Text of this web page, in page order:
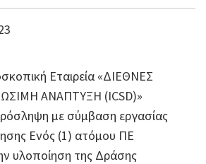
Εταιρεία «ΔΙΕΘΝΕΣ
ΑΝΑΠΤΥΞΗ (ICSD)»
με σύμβαση εργασίας
Ενός (1) ατόμου ΠΕ
υλοποίηση της Δράσης